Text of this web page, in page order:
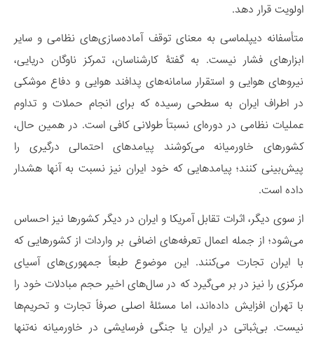
اولویت قرار دهد.
متأسفانه دیپلماسی به معنای توقف آماده‌سازی‌های نظامی و سایر
ابزارهای فشار نیست. به گفتۀ کارشناسان، تمرکز ناوگان دریایی،
نیروهای هوایی و استقرار سامانه‌های پدافند هوایی و دفاع موشکی
در اطراف ایران به سطحی رسیده که برای انجام حملات و تداوم
عملیات نظامی در دوره‌ای نسبتاً طولانی کافی است. در همین حال،
کشورهای خاورمیانه می‌کوشند پیامدهای احتمالی درگیری را
پیش‌بینی کنند؛ پیامدهایی که خود ایران نیز نسبت به آنها هشدار
داده است.
از سوی دیگر، اثرات تقابل آمریکا و ایران در دیگر کشورها نیز احساس
می‌شود؛ از جمله اعمال تعرفه‌های اضافی بر واردات از کشورهایی که
با ایران تجارت می‌کنند. این موضوع طبعاً جمهوری‌های آسیای
مرکزی را نیز در بر می‌گیرد که در سال‌های اخیر حجم مبادلات خود را
با تهران افزایش داده‌اند، اما مسئلۀ اصلی صرفاً تجارت و تحریم‌ها
نیست. بی‌ثباتی در ایران یا جنگی فرسایشی در خاورمیانه نه‌تنها